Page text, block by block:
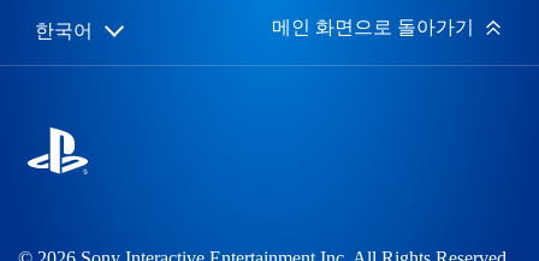
Select
Current
한국어 메인 화면으로 돌아가기